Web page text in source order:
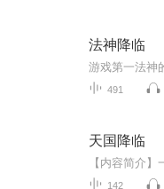
法神降临
491
天国降临
142